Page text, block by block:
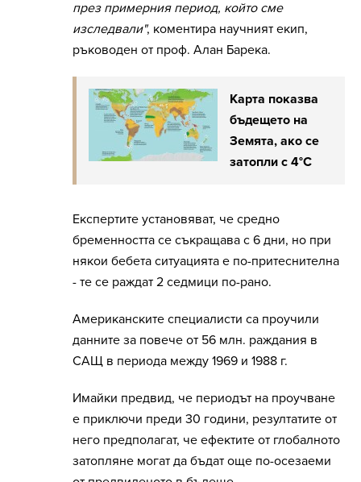
през примерния период, който сме
изследвали", коментира научният екип,
ръководен от проф. Алан Барека.
Карта показва
бъдещето на
Земята, ако се
затопли с 4°C
Експертите установяват, че средно
бременността се съкращава с 6 дни, но при
някои бебета ситуацията е по-притеснителна
- те се раждат 2 седмици по-рано.
Американските специалисти са проучили
данните за повече от 56 млн. раждания в
САЩ в периода между 1969 и 1988 г.
Имайки предвид, че периодът на проучване
е приключи преди 30 години, резултатите от
него предполагат, че ефектите от глобалното
затопляне могат да бъдат още по-осезаеми